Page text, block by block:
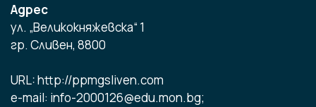
Адрес
ул. „Великокняжевска“ 1
гр. Сливен, 8800
URL: http://ppmgsliven.com
e-mail: info-2000126@edu.mon.bg;